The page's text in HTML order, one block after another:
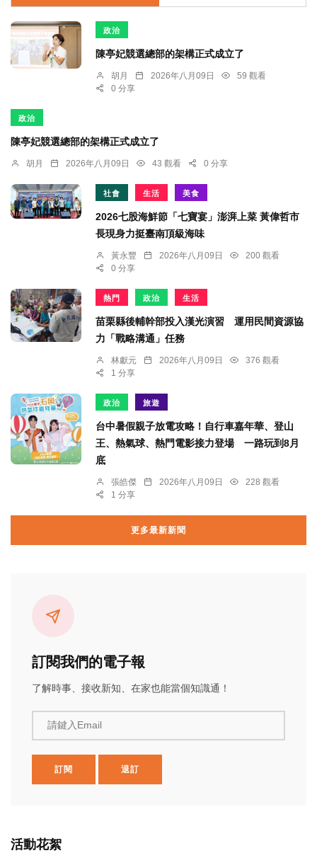
政治
陳亭妃競選總部的架構正式成立了
胡月 2026年八月09日
59 觀看
0 分享
政治
陳亭妃競選總部的架構正式成立了
胡月 2026年八月09日 43 觀看 0 分享
社會 生活 美食
2026七股海鮮節「七寶宴」澎湃上菜 黃偉哲市
長現身力挺臺南頂級海味
黃永豐 2026年八月09日
200 觀看
0 分享
熱門 政治 生活
苗栗縣後輔幹部投入漢光演習 運用民間資源協
力「戰略溝通」任務
林獻元 2026年八月09日
376 觀看
1 分享
政治 旅遊
台中暑假親子放電攻略！自行車嘉年華、登山
王、熱氣球、熱門電影接力登場 一路玩到8月
底
張皓傑 2026年八月09日
228 觀看
1 分享
更多最新新聞
訂閱我們的電子報
了解時事、接收新知、在家也能當個知識通！
請鍵入Email
訂閱 退訂
活動花絮